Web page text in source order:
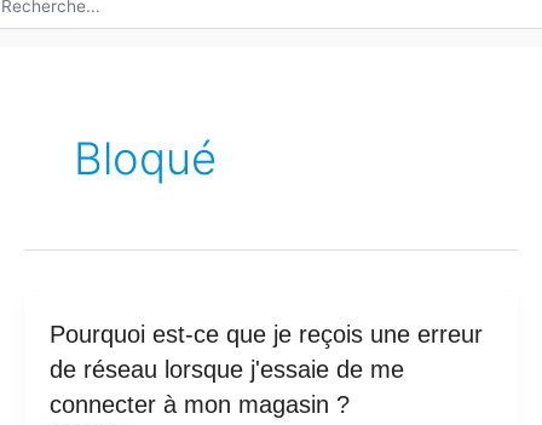
Bloqué
Pourquoi est-ce que je reçois une erreur
de réseau lorsque j'essaie de me
connecter à mon magasin ?
Pourquoi
est-